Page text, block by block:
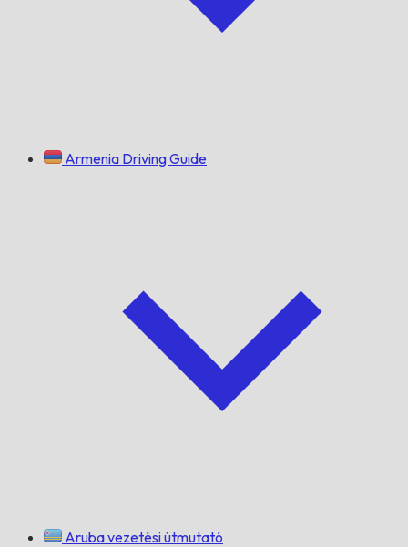
Armenia Driving Guide
Aruba vezetési útmutató